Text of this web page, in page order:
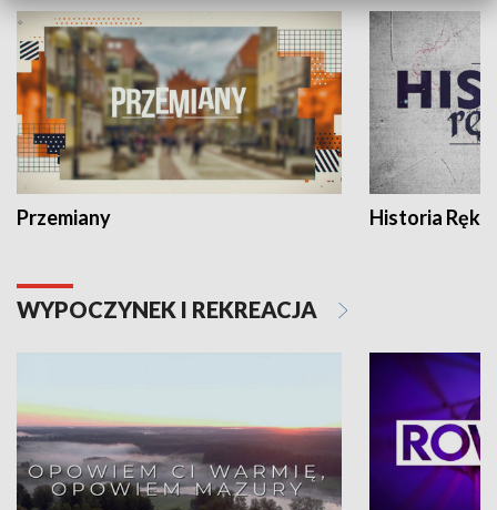
Przemiany Historia Ręką
WYPOCZYNEK I REKREACJA